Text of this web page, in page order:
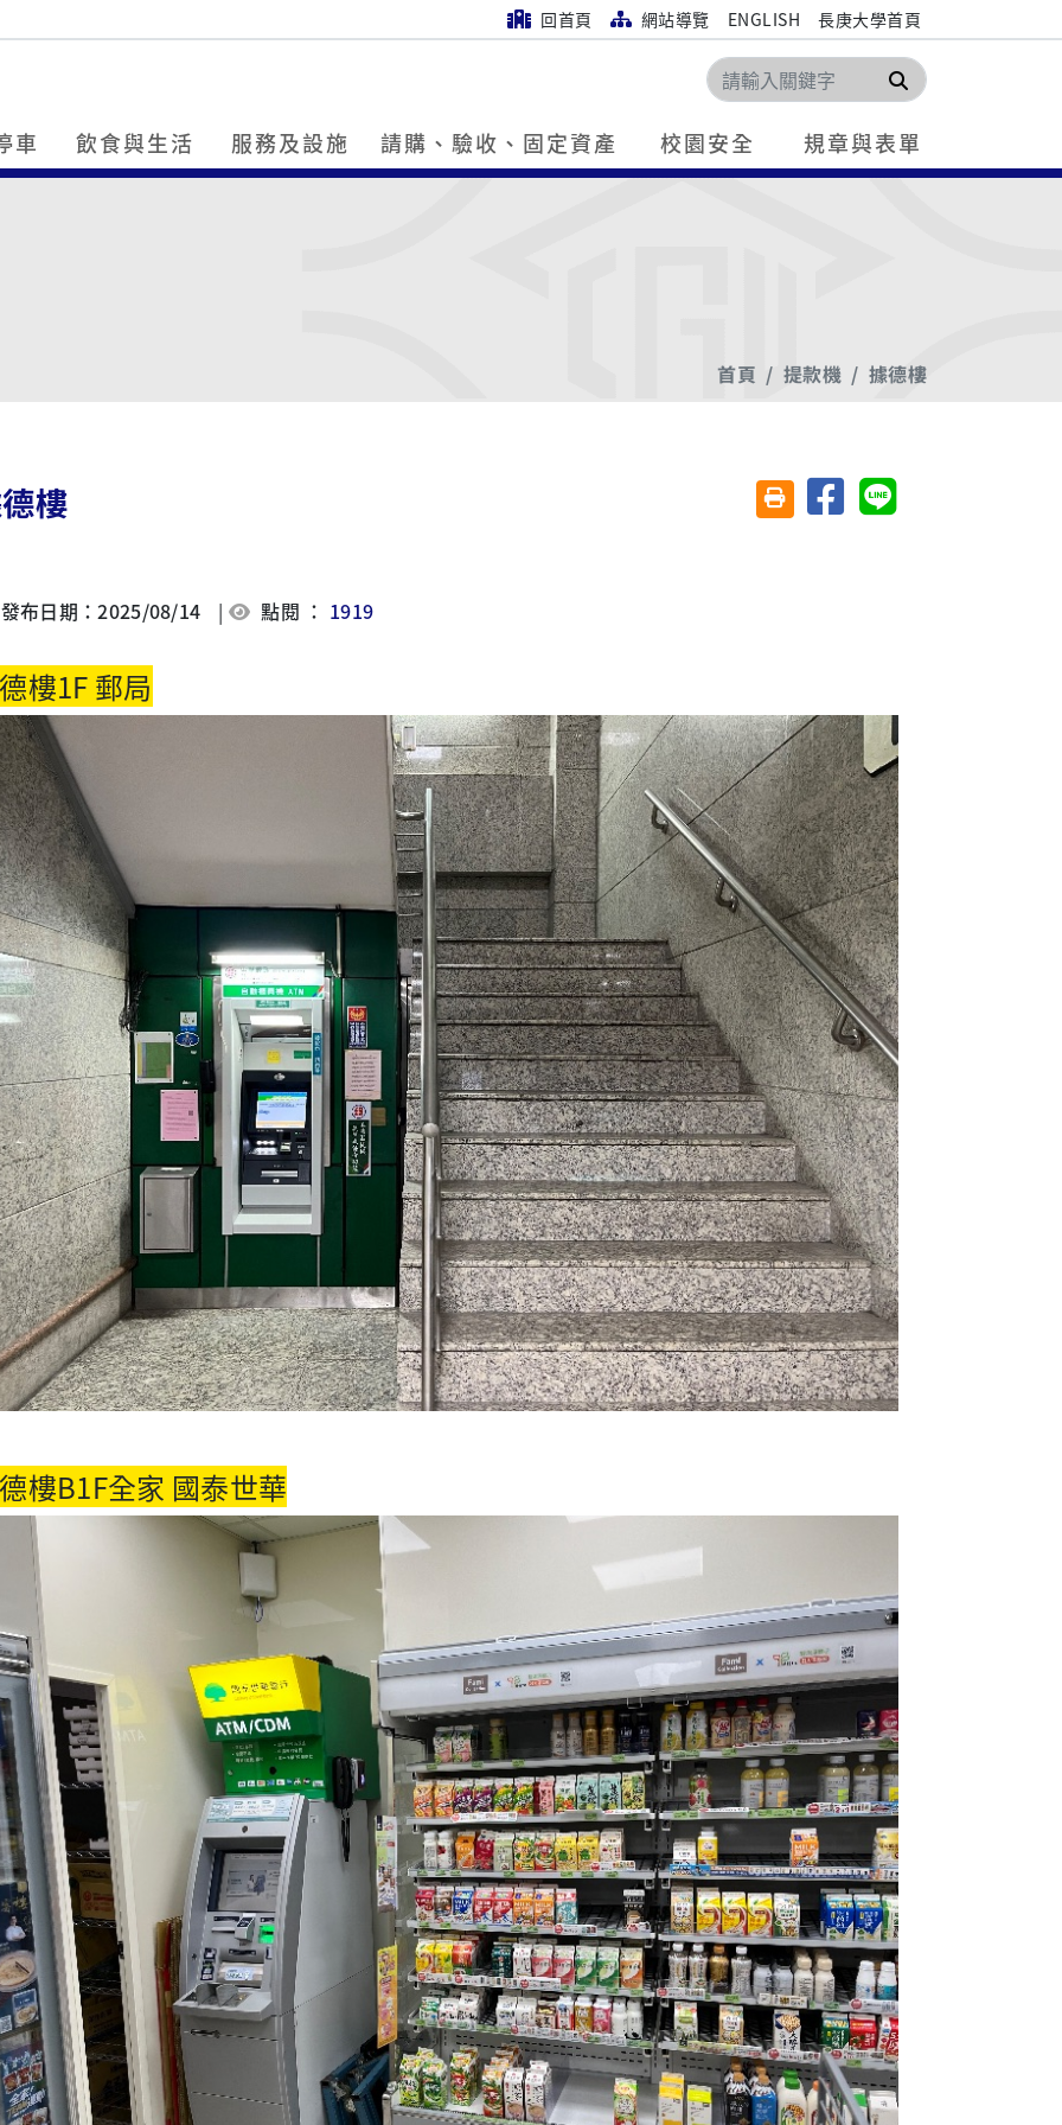
回首頁 網站導覽 ENGLISH 長庚大學首頁
搜尋
車 飲食與生活 服務及設施 請購、驗收、固定資產 校園安全 規章與表單
首頁 提款機 據德樓
樓 友善列印(另開視窗)
分享至臉書分享至 Line
布日期：2025/08/14 | 點閱 ： 1919
樓1F 郵局
樓B1F全家 國泰世華